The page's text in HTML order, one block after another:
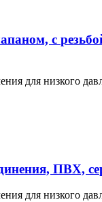
с
для низкого
ПВХ,
для низкого